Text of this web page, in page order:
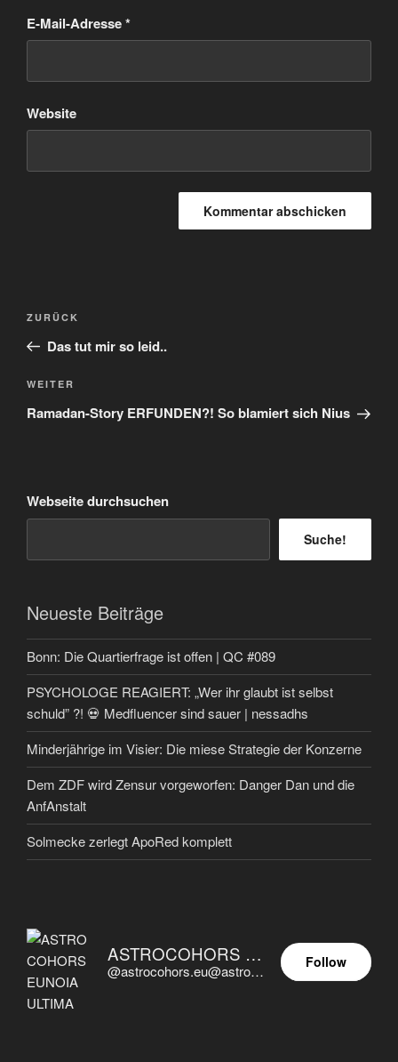
E-Mail-Adresse*
Website
Beitragsnavigation
Vorheriger
Beitrag
ZURÜCK
Das tut mir so leid..
Nächster
Beitrag
WEITER
Ramadan-Story ERFUNDEN?! So blamiert sich Nius
Webseite durchsuchen
Suche!
Neueste Beiträge
Bonn: Die Quartierfrage ist offen | QC #089
PSYCHOLOGE REAGIERT: „Wer ihr glaubt ist selbst
schuld” ?! 💀 Medfluencer sind sauer | nessadhs
Minderjährige im Visier: Die miese Strategie der Konzerne
Dem ZDF wird Zensur vorgeworfen: Danger Dan und die
AnfAnstalt
Solmecke zerlegt ApoRed komplett
ASTROCOHORS EUNOIA ULTIMA
@astrocohors.eu@astrocohors.eu
Follow